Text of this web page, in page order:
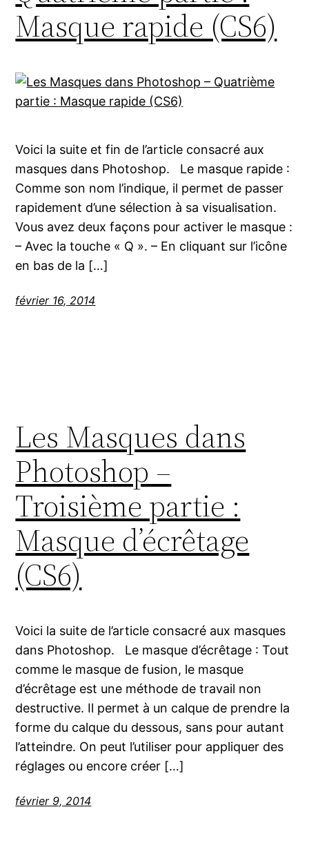
Masque rapide (CS6)
Voici la suite et fin de l’article consacré aux
masques dans Photoshop. Le masque rapide :
Comme son nom l’indique, il permet de passer
rapidement d’une sélection à sa visualisation.
Vous avez deux façons pour activer le masque :
– Avec la touche « Q ». – En cliquant sur l’icône
en bas de la […]
février 16, 2014
Les Masques dans
Photoshop –
Troisième partie :
Masque d’écrêtage
(CS6)
Voici la suite de l’article consacré aux masques
dans Photoshop. Le masque d’écrêtage : Tout
comme le masque de fusion, le masque
d’écrêtage est une méthode de travail non
destructive. Il permet à un calque de prendre la
forme du calque du dessous, sans pour autant
l’atteindre. On peut l’utiliser pour appliquer des
réglages ou encore créer […]
février 9, 2014